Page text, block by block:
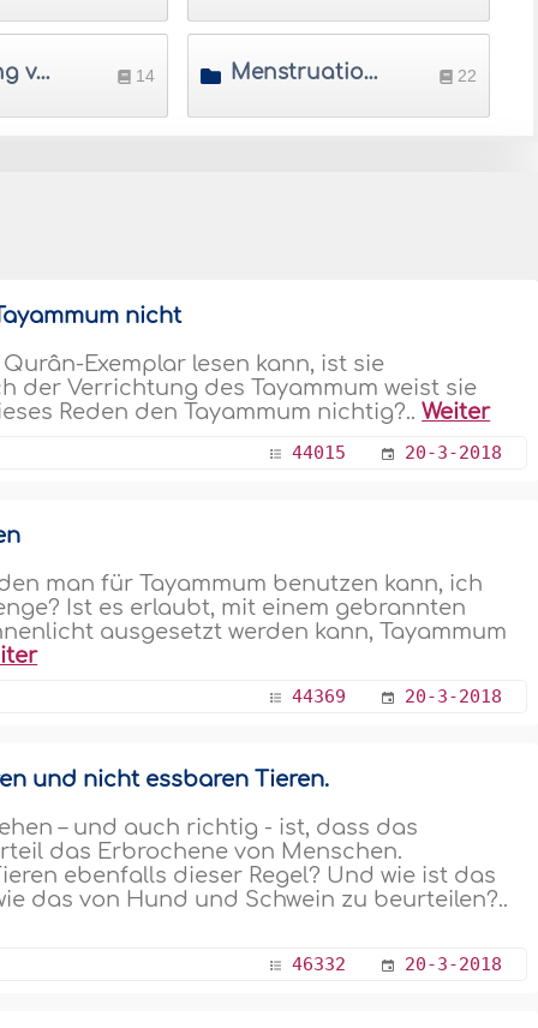
Reinigung von Nadschâsa (Unreinheit) 14 Menstruation und Wochenbett 22
nicht
Exemplar lesen kann, ist sie
der Verrichtung des Tayammum weist sie
Reden den Tayammum nichtig?..Weiter
44015 20-3-2018
man für Tayammum benutzen kann, ich
Ist es erlaubt, mit einem gebrannten
ausgesetzt werden kann, Tayammum
44369 20-3-2018
und nicht essbaren Tieren.
– und auch richtig - ist, dass das
das Erbrochene von Menschen.
ebenfalls dieser Regel? Und wie ist das
das von Hund und Schwein zu beurteilen?..
46332 20-3-2018